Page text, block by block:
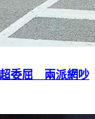
超委屈 兩派網吵